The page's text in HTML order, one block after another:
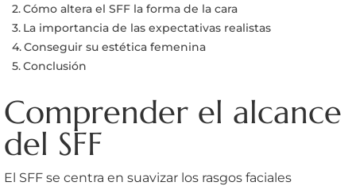
Cómo altera el SFF la forma de la cara
La importancia de las expectativas realistas
Conseguir su estética femenina
Conclusión
Comprender el alcance
del SFF
El SFF se centra en suavizar los rasgos faciales